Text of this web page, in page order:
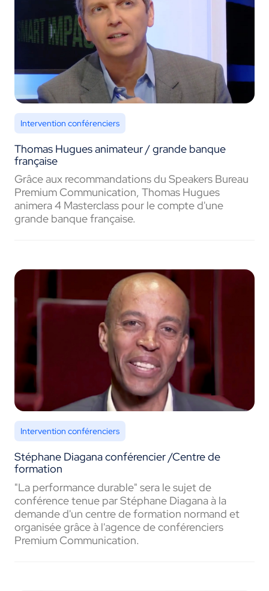
Intervention conférenciers
Thomas Hugues animateur / grande banque
française
Grâce aux recommandations du Speakers Bureau
Premium Communication, Thomas Hugues
animera 4 Masterclass pour le compte d'une
grande banque française.
Intervention conférenciers
Stéphane Diagana conférencier /Centre de
formation
"La performance durable" sera le sujet de
conférence tenue par Stéphane Diagana à la
demande d'un centre de formation normand et
organisée grâce à l'agence de conférenciers
Premium Communication.